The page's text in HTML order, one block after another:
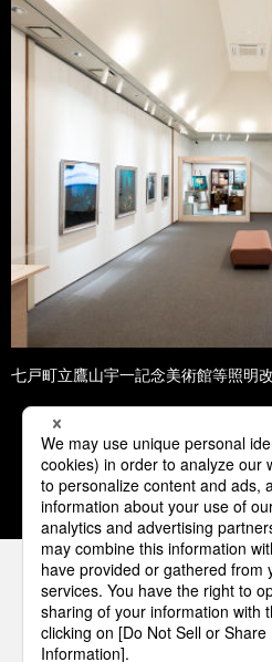
七戸町立鷹山宇一記念美術館等照明
1 2 3
パナソニックの電気設